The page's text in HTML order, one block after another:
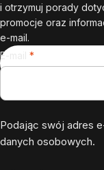
i otrzymuj porady
promocje oraz
e-mail.
E-mail
Podając swój adres
danych osobowych.